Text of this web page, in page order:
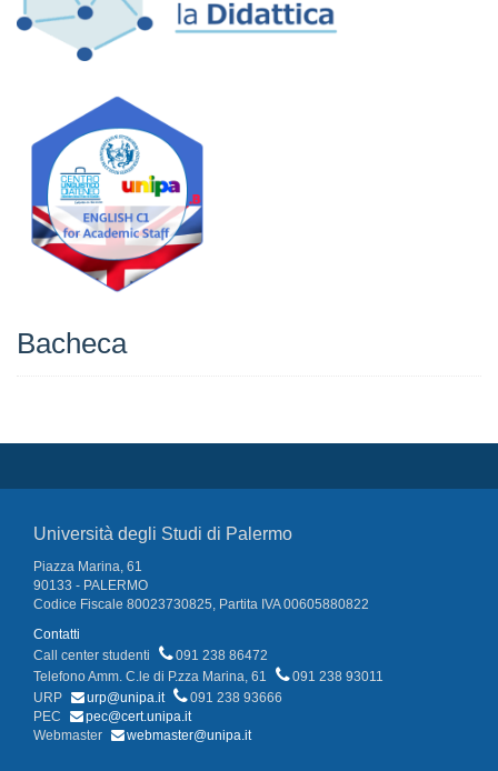
Bacheca
Università degli Studi di Palermo
Piazza Marina, 61
90133 - PALERMO
Codice Fiscale 80023730825, Partita IVA 00605880822
Contatti
Call center studenti
091 238 86472
Telefono Amm. C.le di P.zza Marina, 61
091 238 93011
URP
urp@unipa.it
091 238 93666
PEC
pec@cert.unipa.it
Webmaster
webmaster@unipa.it